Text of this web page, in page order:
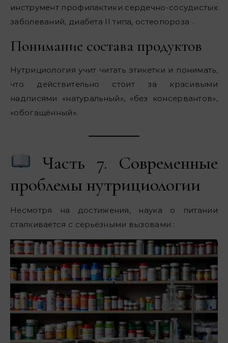
инструмент профилактики сердечно-сосудистых
заболеваний, диабета II типа, остеопороза .
Понимание состава продуктов
Нутрициология учит читать этикетки и понимать,
что действительно стоит за красивыми
надписями «натуральный», «без консервантов»,
«обогащённый».
Часть 7. Современные
проблемы нутрициологии
Несмотря на достижения, наука о питании
сталкивается с серьёзными вызовами :